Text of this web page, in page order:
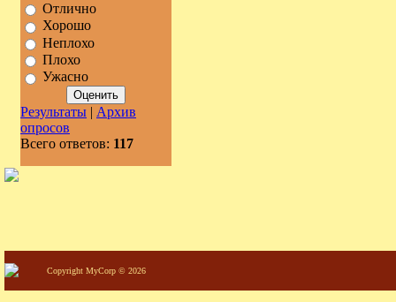
Отлично
Хорошо
Неплохо
Плохо
Ужасно
Результаты | Архив
опросов
Всего ответов: 117
Copyright MyCorp © 2026